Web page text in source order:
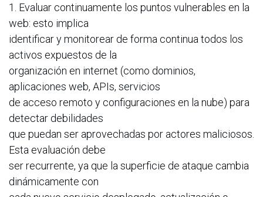
1. Evaluar continuamente los puntos vulnerables en la
web: esto implica
identificar y monitorear de forma continua todos los
activos expuestos de la
organización en internet (como dominios,
aplicaciones web, APIs, servicios
de acceso remoto y configuraciones en la nube) para
detectar debilidades
que puedan ser aprovechadas por actores maliciosos.
Esta evaluación debe
ser recurrente, ya que la superficie de ataque cambia
dinámicamente con